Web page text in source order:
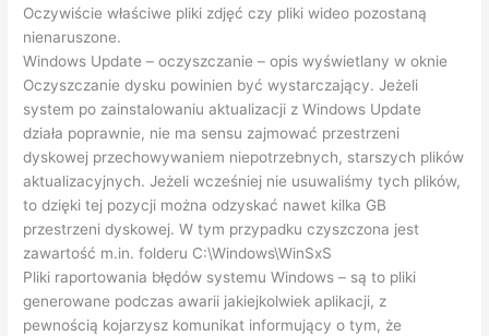
Oczywiście właściwe pliki zdjęć czy pliki wideo pozostaną
nienaruszone.
Windows Update – oczyszczanie – opis wyświetlany w oknie
Oczyszczanie dysku powinien być wystarczający. Jeżeli
system po zainstalowaniu aktualizacji z Windows Update
działa poprawnie, nie ma sensu zajmować przestrzeni
dyskowej przechowywaniem niepotrzebnych, starszych plików
aktualizacyjnych. Jeżeli wcześniej nie usuwaliśmy tych plików,
to dzięki tej pozycji można odzyskać nawet kilka GB
przestrzeni dyskowej. W tym przypadku czyszczona jest
zawartość m.in. folderu C:\Windows\WinSxS
Pliki raportowania błędów systemu Windows – są to pliki
generowane podczas awarii jakiejkolwiek aplikacji, z
pewnością kojarzysz komunikat informujący o tym, że